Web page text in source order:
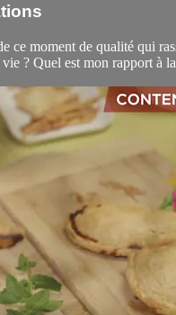
ce moment de qualité qui
? Quel est mon rapport à